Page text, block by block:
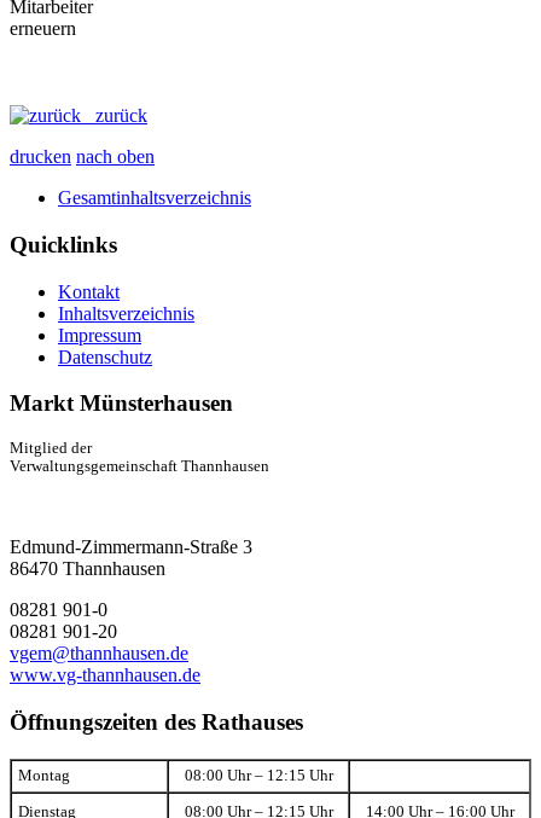
zurück
drucken nach oben
Gesamtinhaltsverzeichnis
Quicklinks
Kontakt
Inhaltsverzeichnis
Impressum
Datenschutz
Markt Münsterhausen
Mitglied der
Verwaltungsgemeinschaft Thannhausen
Edmund-Zimmermann-Straße 3
86470 Thannhausen
08281 901-0
08281 901-20
vgem@thannhausen.de
www.vg-thannhausen.de
Öffnungszeiten des Rathauses
Montag 08:00 Uhr – 12:15 Uhr
Dienstag 08:00 Uhr – 12:15 Uhr 14:00 Uhr – 16:00 Uhr